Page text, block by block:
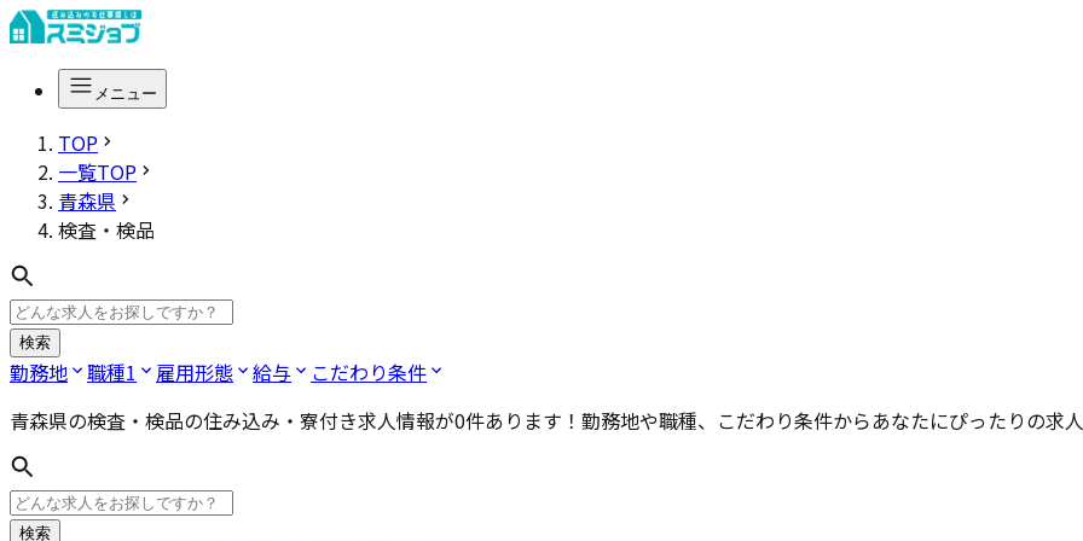
メニュー
TOP
一覧TOP
青森県
検査・検品
検索
勤務地 職種1 雇用形態 給与
こだわり条件
青森県の検査・検品の住み込み・寮付き求人情報が0件あります！勤務地や職種、こだわり条件からあなたにぴったりの求
検索